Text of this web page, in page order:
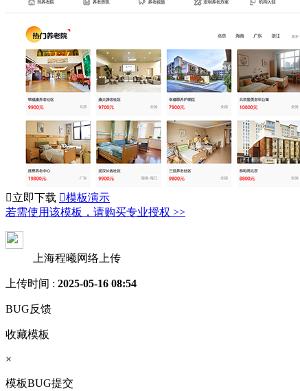
立即下载 模板演示
若需使用该模板，请购买专业授权 >>
上海程曦网络上传
上传时间 : 2025-05-16 08:54
BUG反馈
收藏模板
×
模板BUG提交